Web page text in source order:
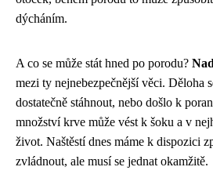
dýcháním.
A co se může stát hned po porodu?
mezi ty nejnebezpečnější věci. Děloha
dostatečně stáhnout, nebo došlo k
množství krve může vést k šoku a v
život. Naštěstí dnes máme k dispozici
zvládnout, ale musí se jednat okamžitě.